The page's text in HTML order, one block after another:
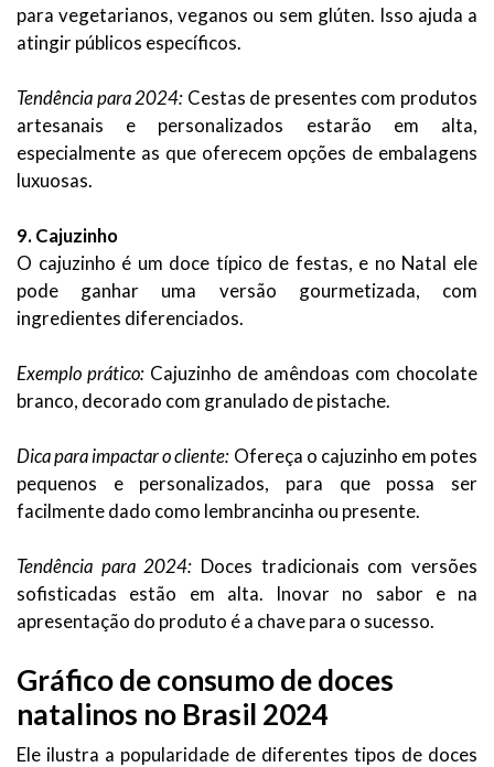
para vegetarianos, veganos ou sem glúten. Isso ajuda a
atingir públicos específicos.
Tendência para 2024: Cestas de presentes com produtos
artesanais e personalizados estarão em alta,
especialmente as que oferecem opções de embalagens
luxuosas.
9. Cajuzinho
O cajuzinho é um doce típico de festas, e no Natal ele
pode ganhar uma versão gourmetizada, com
ingredientes diferenciados.
Exemplo prático: Cajuzinho de amêndoas com chocolate
branco, decorado com granulado de pistache.
Dica para impactar o cliente: Ofereça o cajuzinho em potes
pequenos e personalizados, para que possa ser
facilmente dado como lembrancinha ou presente.
Tendência para 2024: Doces tradicionais com versões
sofisticadas estão em alta. Inovar no sabor e na
apresentação do produto é a chave para o sucesso.
Gráfico de consumo de doces
natalinos no Brasil 2024
Ele ilustra a popularidade de diferentes tipos de doces